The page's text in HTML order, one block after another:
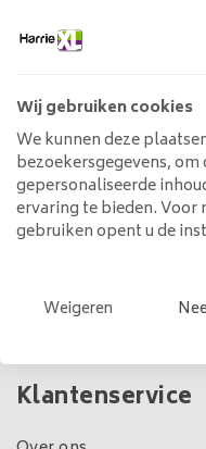
FAQ
Prijs
Min: €0
Klantenservice
Wij gebruiken cookies
We kunnen deze
bezoekersgegevens,
gepersonaliseerde
ervaring te bieden. Voor
gebruiken opent u de
Weigeren